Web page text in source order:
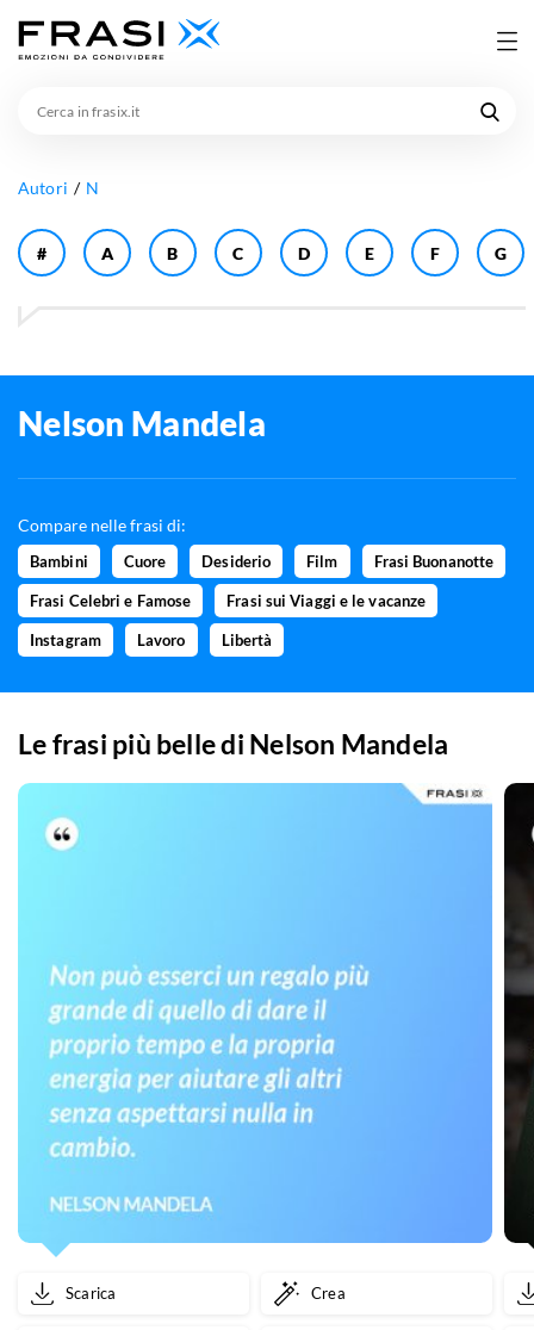
Autori N
# A B C D E F G
Nelson Mandela
Compare nelle frasi di:
Bambini Cuore Desiderio Film Frasi Buonanotte
Frasi Celebri e Famose Frasi sui Viaggi e le vacanze
Instagram Lavoro Libertà
Le frasi più belle di Nelson Mandela
Scarica Crea